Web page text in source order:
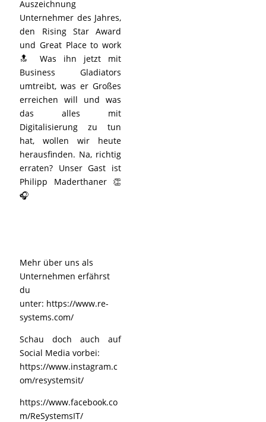
Auszeichnung
Unternehmer des Jahres,
den Rising Star Award
und Great Place to work
🔝 Was ihn jetzt mit
Business Gladiators
umtreibt, was er Großes
erreichen will und was
das alles mit
Digitalisierung zu tun
hat, wollen wir heute
herausfinden. Na, richtig
erraten? Unser Gast ist
Philipp Maderthaner 👏
🎧
Mehr über uns als
Unternehmen erfährst
du
unter: https://www.re-
systems.com/
Schau doch auch auf
Social Media vorbei:
https://www.instagram.c
om/resystemsit/
https://www.facebook.co
m/ReSystemsIT/